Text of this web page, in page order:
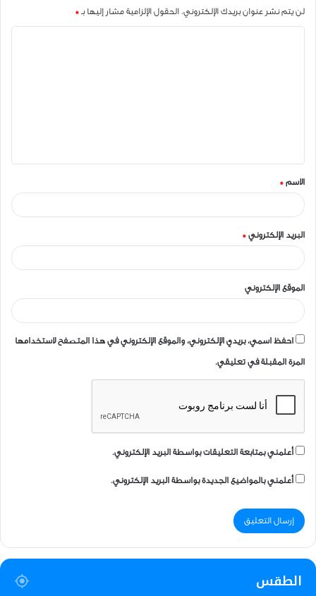
لن يتم نشر عنوان بريدك الإلكتروني. الحقول الإلزامية مشار إليها بـ*
ق
*الاسم *
البريد الإلكتروني *
الموقع الإلكتروني
احفظ اسمي، بريدي الإلكتروني، والموقع الإلكتروني في هذا المتصفح لاستخدامها
المرة المقبلة في تعليقي.
أعلمني بمتابعة التعليقات بواسطة البريد الإلكتروني.
أعلمني بالمواضيع الجديدة بواسطة البريد الإلكتروني.
الطقس